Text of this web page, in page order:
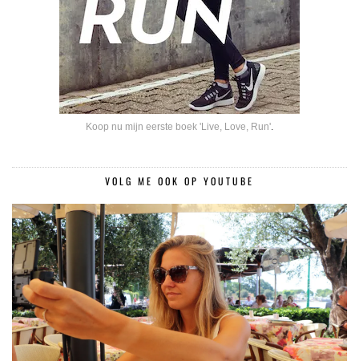
Koop nu mijn eerste boek 'Live, Love, Run'.
VOLG ME OOK OP YOUTUBE